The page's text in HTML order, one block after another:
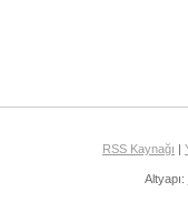
RSS Kaynağı |
Altyapı: